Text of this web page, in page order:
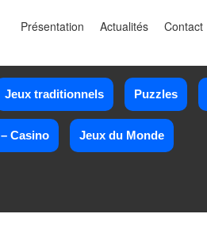
Présentation Actualités Contact
Jeux traditionnels Puzzles
Casino Jeux du Monde